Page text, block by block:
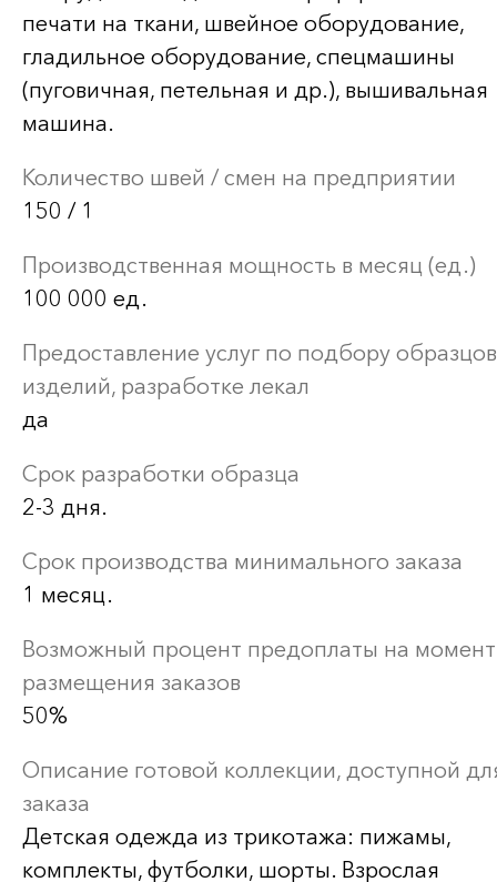
печати на ткани, швейное оборудование,
гладильное оборудование, спецмашины
(пуговичная, петельная и др.), вышивальная
машина.
Количество швей / смен на предприятии
150 / 1
Производственная мощность в месяц (ед.)
100 000 ед.
Предоставление услуг по подбору образцов
изделий, разработке лекал
да
Срок разработки образца
2-3 дня.
Срок производства минимального заказа
1 месяц.
Возможный процент предоплаты на момент
размещения заказов
50%
Описание готовой коллекции, доступной
заказа
Детская одежда из трикотажа: пижамы,
комплекты, футболки, шорты. Взрослая